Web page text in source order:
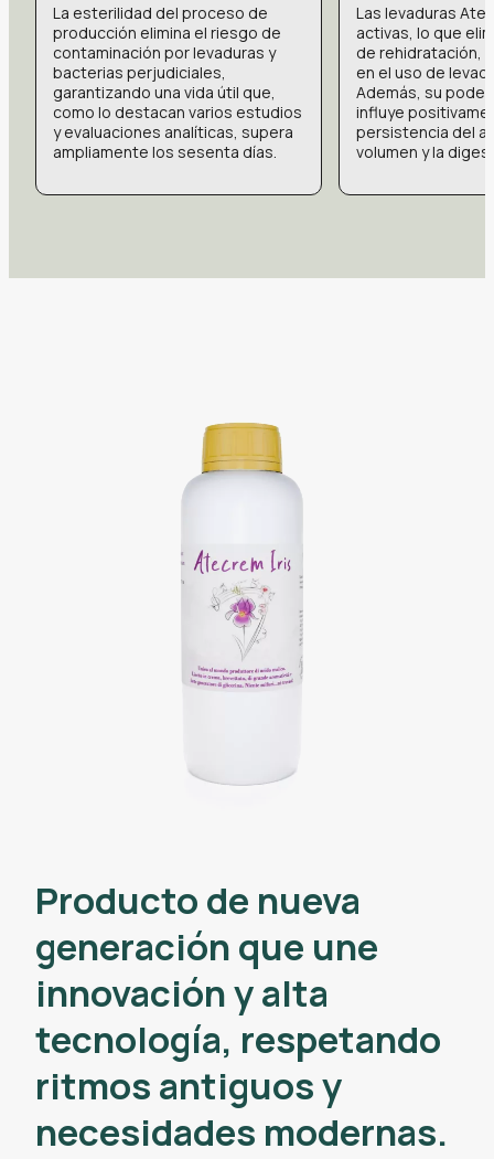
La esterilidad del proceso de
producción elimina el riesgo de
contaminación por levaduras y
bacterias perjudiciales,
garantizando una vida útil que,
como lo destacan varios estudios
y evaluaciones analíticas, supera
ampliamente los sesenta días.
Las levaduras
activas, lo que
de rehidratación,
en el uso de
Además, su
influye
persistencia del
volumen y la
Producto de nueva
generación que une
innovación y alta
tecnología, respetando
ritmos antiguos y
necesidades modernas.